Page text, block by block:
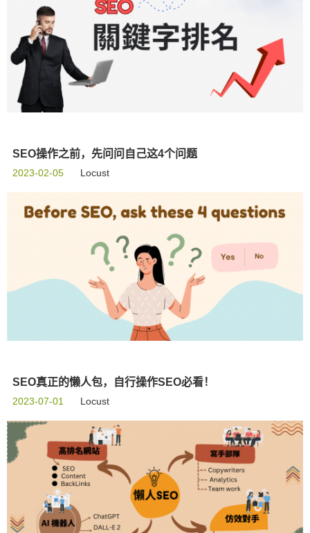
SEO操作之前，先问问自己这4个问题
2023-02-05 Locust
SEO真正的懒人包，自行操作SEO必看！
2023-07-01 Locust